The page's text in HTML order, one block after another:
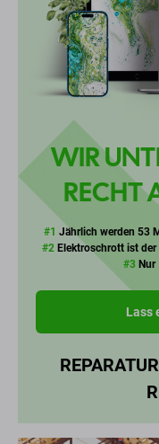
WIR
RECHT
#1 Jährlich werden 53
#2Elektroschrott ist der
#3Nur
Lass
REPARATUR